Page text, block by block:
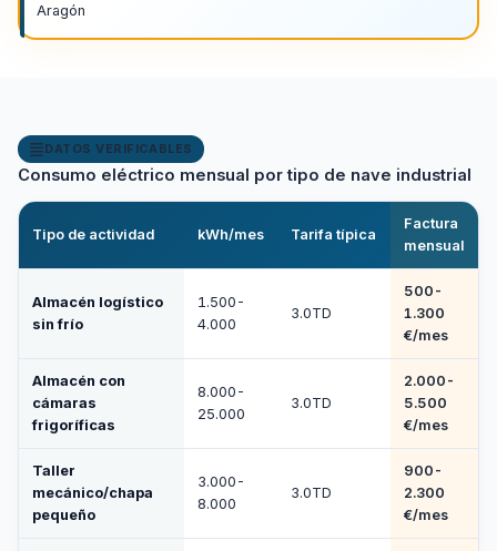
Aragón
DATOS VERIFICABLES
Consumo eléctrico mensual por tipo de nave industrial
Tipo de actividad kWh/mes Tarifa típica
Factura
mensual
Almacén logístico
sin frío
1.500-
4.000
3.0TD
500-
1.300
€/mes
Almacén con
cámaras
frigoríficas
8.000-
25.000
3.0TD
2.000-
5.500
€/mes
Taller
mecánico/chapa
pequeño
3.000-
8.000
3.0TD
900-
2.300
€/mes